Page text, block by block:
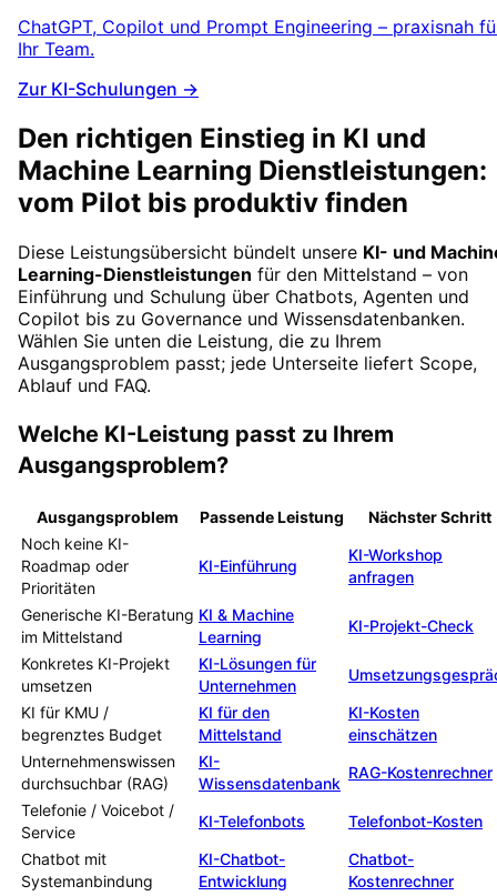
ChatGPT, Copilot und Prompt Engineering – praxisnah
Ihr Team.
Zur KI-Schulungen →
Den richtigen Einstieg in KI und
Machine Learning Dienstleistungen:
vom Pilot bis produktiv finden
Diese Leistungsübersicht bündelt unsere KI- und
Learning-Dienstleistungen für den Mittelstand – von
Einführung und Schulung über Chatbots, Agenten und
Copilot bis zu Governance und Wissensdatenbanken.
Wählen Sie unten die Leistung, die zu Ihrem
Ausgangsproblem passt; jede Unterseite liefert Scope,
Ablauf und FAQ.
Welche KI-Leistung passt zu Ihrem
Ausgangsproblem?
Ausgangsproblem Passende Leistung
Nächster Schritt
Noch keine KI-
Roadmap oder
Prioritäten
KI-Einführung
KI-Workshop
anfragen
Generische KI-Beratung
im Mittelstand
KI & Machine
Learning
KI-Projekt-Check
Konkretes KI-Projekt
umsetzen
KI-Lösungen für
Unternehmen
KI für KMU /
begrenztes Budget
KI für den
Mittelstand
KI-Kosten
einschätzen
Unternehmenswissen
durchsuchbar (RAG)
KI-
Wissensdatenbank
RAG-Kostenrechner
Telefonie / Voicebot /
Service
KI-Telefonbots
Telefonbot-Kosten
Chatbot mit
Systemanbindung
KI-Chatbot-
Entwicklung
Chatbot-
Kostenrechner